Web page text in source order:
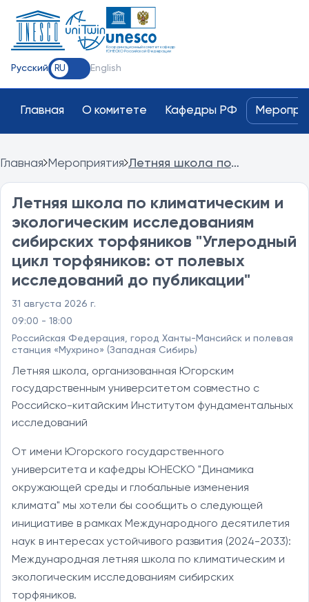
Координационный комитет кафедр
ЮНЕСКО Российской Федерации
Русский RU English
Главная О комитете Кафедры РФ
Главная Мероприятия Летняя школа по
исследованиям сибирских
торфяников "Углеродный цикл
торфяников: от полевых
исследований до
публикации"
Летняя школа по климатическим и
экологическим исследованиям
сибирских торфяников "Углеродный
цикл торфяников: от полевых
исследований до публикации"
31 августа 2026 г.
09:00 - 18:00
Российская Федерация, город Ханты-Мансийск и полевая
станция «Мухрино» (Западная Сибирь)
Летняя школа, организованная Югорским
государственным университетом совместно с
Российско-китайским Институтом фундаментальных
исследований
От имени Югорского государственного
университета и кафедры ЮНЕСКО "Динамика
окружающей среды и глобальные изменения
климата" мы хотели бы сообщить о следующей
инициативе в рамках Международного десятилетия
наук в интересах устойчивого развития (2024-2033):
Международная летняя школа по климатическим и
экологическим исследованиям сибирских
торфяников.